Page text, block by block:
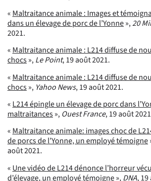
« Maltraitance animale : Images et
dans un élevage de porc de l’Yonne»,20
2021.
« Maltraitance animale : L214 diffuse de
chocs»,Le Point, 19 août 2021.
« Maltraitance animale : L214 diffuse de
chocs», Yahoo News, 19 août 2021.
« L214 épingle un élevage de porc dans
maltraitances», Ouest France, 19 août
«Maltraitance animale: images choc de
de porcs de l’Yonne, un employé témoigne
août 2021.
« Une vidéo de L214 dénonce l’horreur
d’élevage, un employé témoigne»,DNA,